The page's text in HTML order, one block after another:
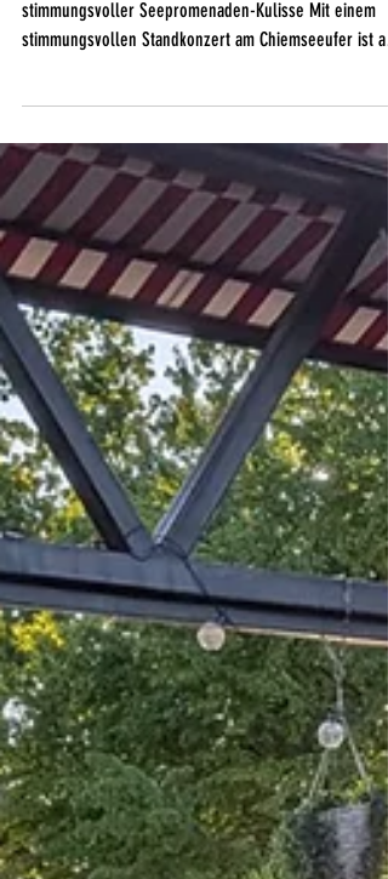
Abschluss der Konzertreihe „Klingendes Übersee“ mit
stimmungsvoller Seepromenaden-Kulisse Mit einem
vergangenen Dienstagabend die diesjährige
„Klingendes Übersee“ zu Ende gegangen. Erneut
die Feldwieser Bucht, beim Kiosk Exter am See die
malerische Kulisse für den musikalischen
Saisonabschluss. Die rund 40 Musikanten der
Blaskapelle Übersee-Feldwies präsentierten unter der
Leitung von Lothar Beyschlag ei